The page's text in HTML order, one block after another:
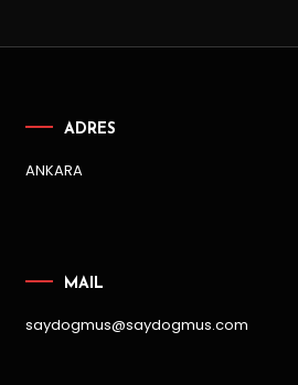
ADRES
ANKARA
MAIL
saydogmus@saydogmus.com